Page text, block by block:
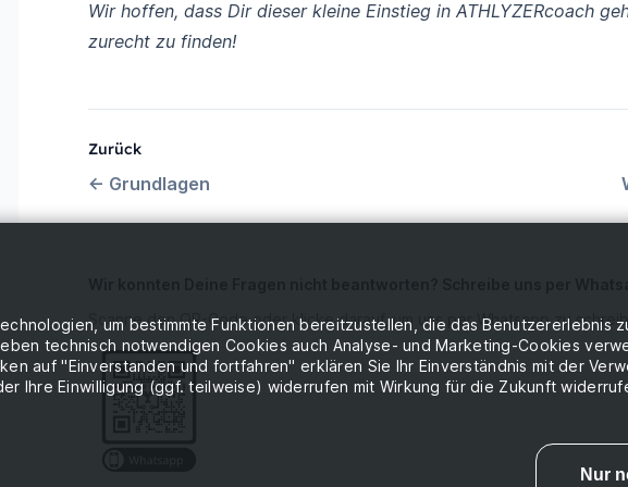
Wir hoffen, dass Dir dieser kleine Einstieg in ATHLYZERcoach
zurecht zu finden!
Zurück
← Grundlagen
Scanne den QR-Code oder klicke darauf, um uns per Whatsapp zu
um bestimmte Funktionen bereitzustellen, die das Benutzererlebnis
technisch notwendigen Cookies auch Analyse- und Marketing-Cookies
auf "Einverstanden und fortfahren" erklären Sie Ihr Einverständnis mit der
Ihre Einwilligung (ggf. teilweise) widerrufen mit Wirkung für die Zukunft